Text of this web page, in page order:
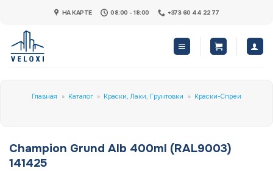
content
НА КАРТЕ 08:00 - 18:00 +373 60 44 22 77
Главная » Каталог » Краски, Лаки, Грунтовки » Краски-Спреи
Champion Grund Alb 400ml (RAL9003)
141425